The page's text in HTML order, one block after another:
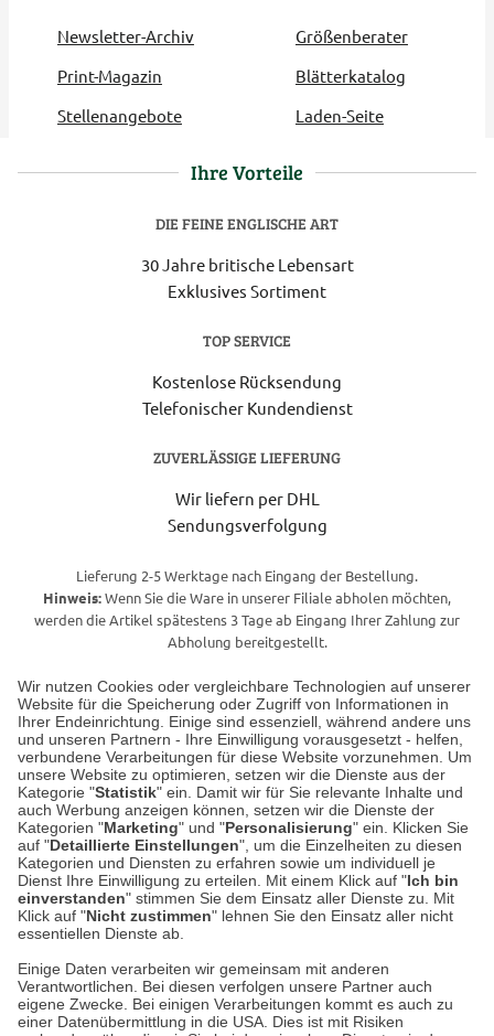
Wir nutzen Cookies oder vergleichbare Technologien auf unserer
Website für die Speicherung oder Zugriff von Informationen in
Ihrer Endeinrichtung. Einige sind essenziell, während andere uns
und unseren Partnern - Ihre Einwilligung vorausgesetzt - helfen,
verbundene Verarbeitungen für diese Website vorzunehmen. Um
unsere Website zu optimieren, setzen wir die Dienste aus der
Kategorie "Statistik" ein. Damit wir für Sie relevante Inhalte und
auch Werbung anzeigen können, setzen wir die Dienste der
Kategorien "Marketing" und "Personalisierung" ein. Klicken Sie
auf "Detaillierte Einstellungen", um die Einzelheiten zu diesen
Kategorien und Diensten zu erfahren sowie um individuell je
Dienst Ihre Einwilligung zu erteilen. Mit einem Klick auf "Ich bin
einverstanden" stimmen Sie dem Einsatz aller Dienste zu. Mit
Klick auf "Nicht zustimmen" lehnen Sie den Einsatz aller nicht
essentiellen Dienste ab.
Einige Daten verarbeiten wir gemeinsam mit anderen
Verantwortlichen. Bei diesen verfolgen unsere Partner auch
eigene Zwecke. Bei einigen Verarbeitungen kommt es auch zu
einer Datenübermittlung in die USA. Dies ist mit Risiken
Newsletter-Archiv
Größenberater
Print-Magazin
Blätterkatalog
Stellenangebote
Laden-Seite
Ihre Vorteile
DIE FEINE ENGLISCHE ART
30 Jahre britische Lebensart
Exklusives Sortiment
TOP SERVICE
Kostenlose Rücksendung
Telefonischer Kundendienst
ZUVERLÄSSIGE LIEFERUNG
Wir liefern per DHL
Sendungsverfolgung
Lieferung 2-5 Werktage nach Eingang der Bestellung.
Hinweis:Wenn Sie die Ware in unserer Filiale abholen möchten,
werden die Artikel spätestens 3 Tage ab Eingang Ihrer Zahlung zur
Abholung bereitgestellt.
Unser Geschäft in Meckenheim
Auf dem Steinbüchel 6
53340 Meckenheim
Montag bis Samstag 9:00 Uhr bis 18:00 Uhr
weitere Information
Hier finden Sie uns im Netz